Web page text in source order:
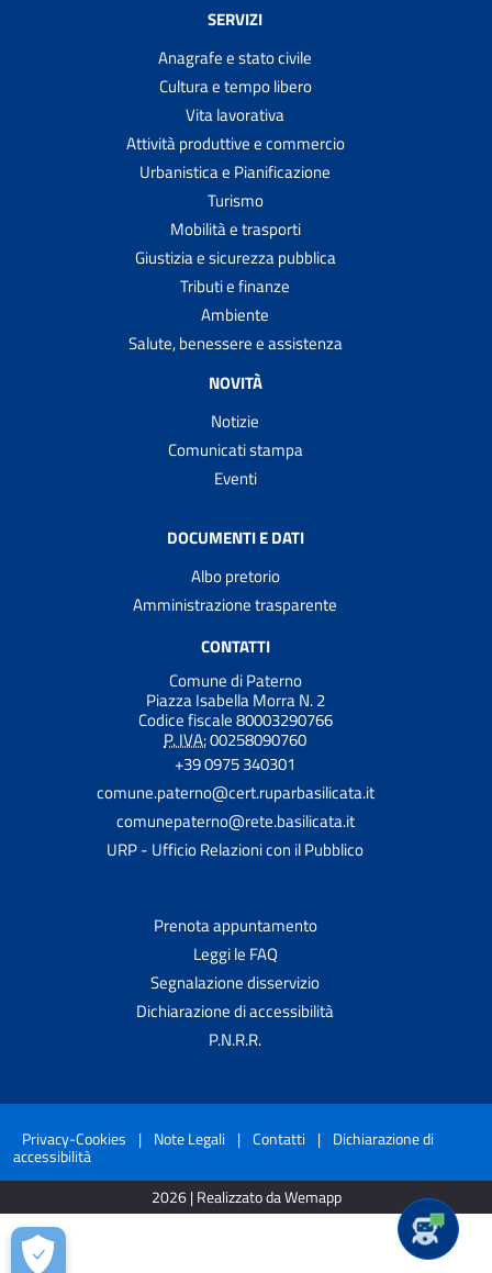
SERVIZI
Anagrafe e stato civile
Cultura e tempo libero
Vita lavorativa
Attività produttive e commercio
Urbanistica e Pianificazione
Turismo
Mobilità e trasporti
Giustizia e sicurezza pubblica
Tributi e finanze
Ambiente
Salute, benessere e assistenza
NOVITÀ
Notizie
Comunicati stampa
Eventi
DOCUMENTI E DATI
Albo pretorio
Amministrazione trasparente
CONTATTI
Comune di Paterno
Piazza Isabella Morra N. 2
Codice fiscale 80003290766
P. IVA:00258090760
+39 0975 340301
comune.paterno@cert.ruparbasilicata.it
comunepaterno@rete.basilicata.it
URP - Ufficio Relazioni con il Pubblico
Prenota appuntamento
Leggi le FAQ
Segnalazione disservizio
Dichiarazione di accessibilità
P.N.R.R.
Privacy-Cookies | Note Legali | Contatti | Dichiarazione di
accessibilità
2026 | Realizzato da Wemapp